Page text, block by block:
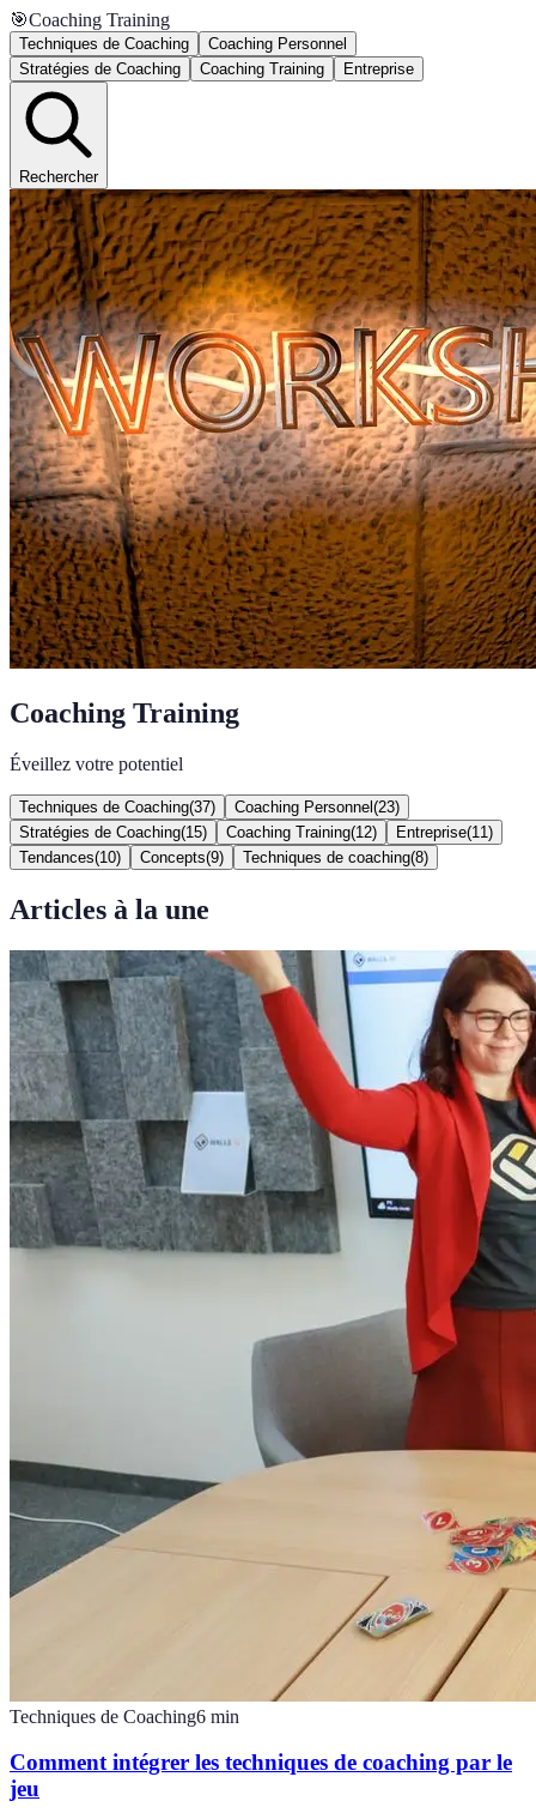
🎯Coaching Training
Techniques de Coaching
Coaching Personnel
Stratégies de Coaching
Coaching Training Entreprise
Rechercher
Coaching Training
Éveillez votre potentiel
Techniques de Coaching(37) Coaching Personnel (23)
Stratégies de Coaching(15) Coaching Training(12) Entreprise(11 )
Tendances(10) Concepts(9) Techniques de coaching(8)
Articles à la une
Techniques de Coaching6 min
Comment intégrer les techniques de coaching par le
jeu